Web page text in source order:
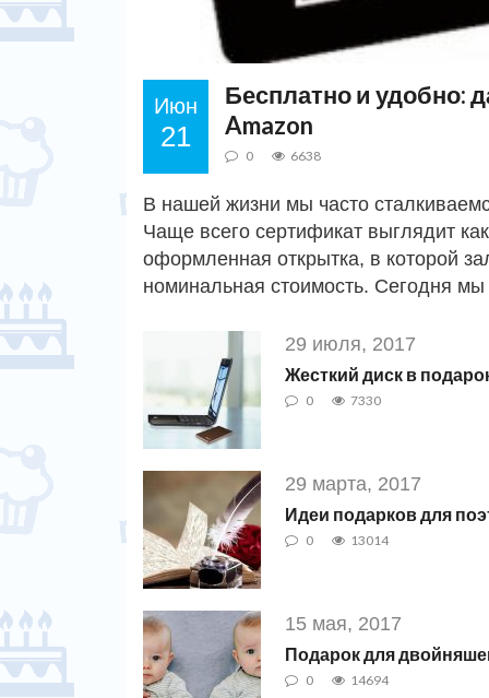
Июн
21
Бесплатно и удобно:
Amazon
0 6638
В нашей жизни мы часто
Чаще всего сертификат выглядит
оформленная открытка, в которой
номинальная стоимость. Сегодня
29 июля, 2017
Жесткий диск в
0 7330
29 марта, 2017
Идеи подарков для
0 13014
15 мая, 2017
Подарок для
0 14694